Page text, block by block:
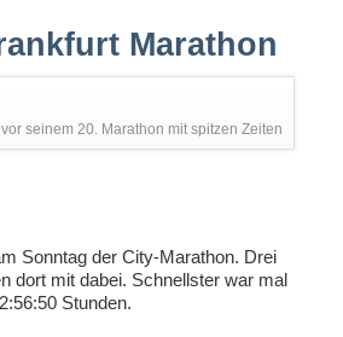
Marathon
seinem 20. Marathon mit spitzen Zeiten
Sonntag der City-Marathon. Drei
dort mit dabei. Schnellster war mal
Stunden.